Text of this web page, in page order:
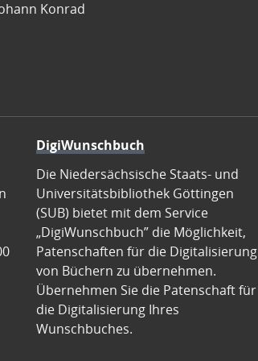
Konrad
DigiWunschbuch
Die Niedersächsische Staats- und
Universitätsbibliothek Göttingen
(SUB) bietet mit dem Service
„DigiWunschbuch” die Möglichkeit,
Patenschaften für die Digitalisierung
von Büchern zu übernehmen.
Übernehmen Sie die Patenschaft für
die Digitalisierung Ihres
Wunschbuches.